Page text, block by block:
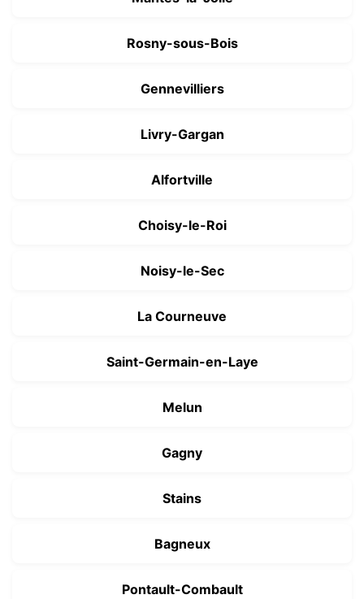
Rosny-sous-Bois
Gennevilliers
Livry-Gargan
Alfortville
Choisy-le-Roi
Noisy-le-Sec
La Courneuve
Saint-Germain-en-Laye
Melun
Gagny
Stains
Bagneux
Pontault-Combault